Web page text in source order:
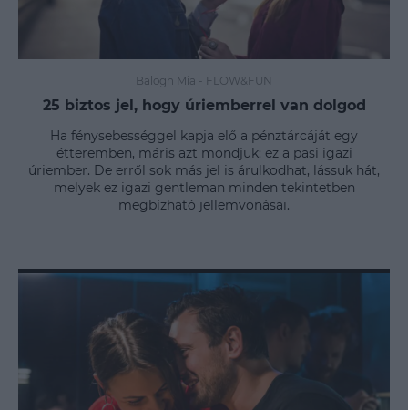
Balogh Mia - FLOW&FUN
25 biztos jel, hogy úriemberrel van dolgod
Ha fénysebességgel kapja elő a pénztárcáját egy
étteremben, máris azt mondjuk: ez a pasi igazi
úriember. De erről sok más jel is árulkodhat, lássuk hát,
melyek ez igazi gentleman minden tekintetben
megbízható jellemvonásai.